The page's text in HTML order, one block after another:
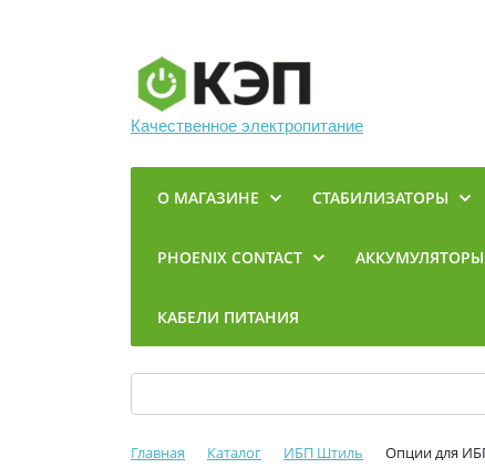
Качественное электропитание
О МАГАЗИНЕ СТАБИЛИЗАТОРЫ
PHOENIX CONTACT
КАБЕЛИ ПИТАНИЯ
Главная Каталог ИБП Штиль Опции для